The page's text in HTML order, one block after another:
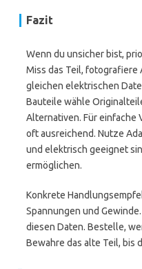
Fazit
Wenn du unsicher bist,
Miss das Teil, fotografiere
gleichen elektrischen
Bauteile wähle
Alternativen. Für
oft ausreichend. Nutze
und elektrisch geeignet
ermöglichen.
Konkrete
Spannungen und
diesen Daten. Bestelle,
Bewahre das alte Teil, bis